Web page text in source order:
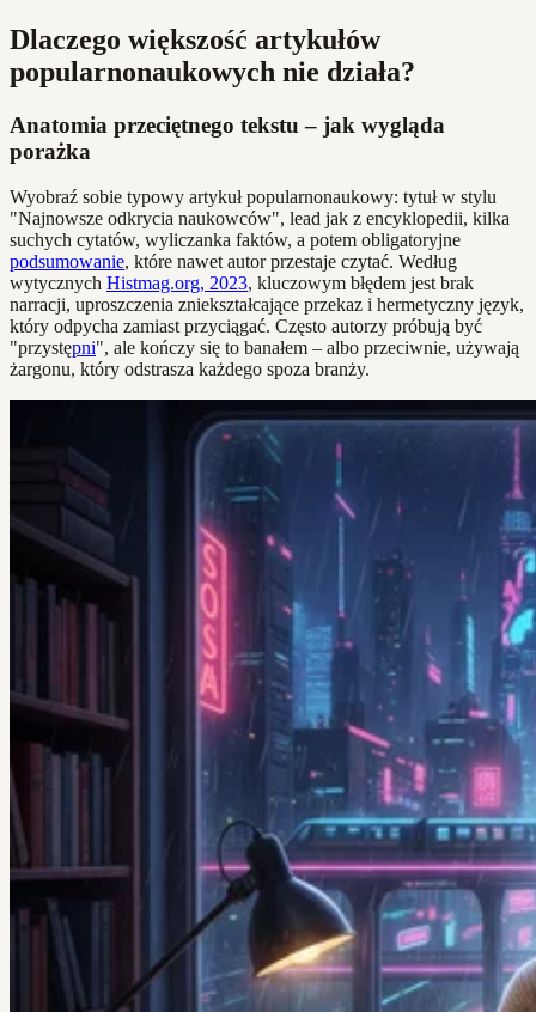
Dlaczego większość artykułów
popularnonaukowych nie działa?
Anatomia przeciętnego tekstu – jak wygląda
porażka
Wyobraź sobie typowy artykuł popularnonaukowy: tytuł w stylu
"Najnowsze odkrycia naukowców", lead jak z encyklopedii, kilka
suchych cytatów, wyliczanka faktów, a potem obligatoryjne
podsumowanie, które nawet autor przestaje czytać. Według
wytycznych Histmag.org, 2023, kluczowym błędem jest brak
narracji, uproszczenia zniekształcające przekaz i hermetyczny język,
który odpycha zamiast przyciągać. Często autorzy próbują być
"przystępni", ale kończy się to banałem – albo przeciwnie, używają
żargonu, który odstrasza każdego spoza branży.